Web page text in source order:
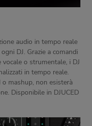
audio in tempo reale
DJ. Grazie a comandi
o strumentale, i DJ
in tempo reale.
mashup, non esisterà
Disponibile in DJUCED